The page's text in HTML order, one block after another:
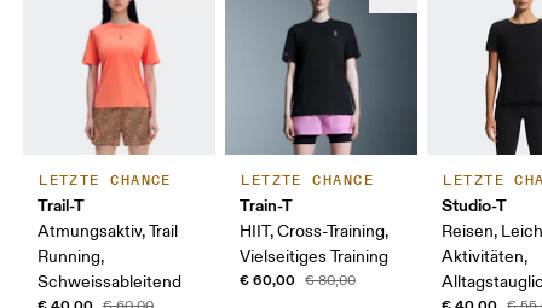
LETZTE CHANCE
Trail-T
Atmungsaktiv, Trail
Running,
Schweissableitend
LETZTE CHANCE
Train-T
HIIT, Cross-Training,
Vielseitiges Training
€ 60,00 € 80,00
LETZTE
Studio-T
Reisen,
Aktivitäten,